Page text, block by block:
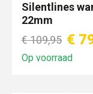
Silentlines
22mm
€ 109,95 €
Op voorraad